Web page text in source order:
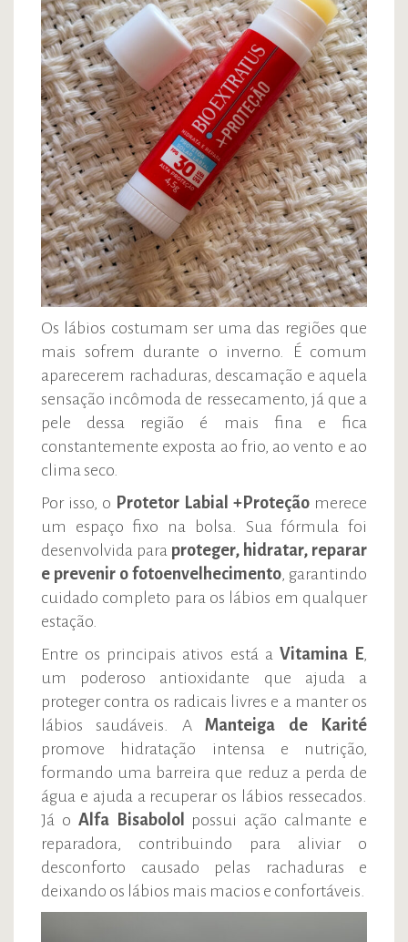
Os lábios costumam ser uma das regiões que
mais sofrem durante o inverno. É comum
aparecerem rachaduras, descamação e aquela
sensação incômoda de ressecamento, já que a
pele dessa região é mais fina e fica
constantemente exposta ao frio, ao vento e ao
clima seco.
Por isso, o Protetor Labial +Proteção merece
um espaço fixo na bolsa. Sua fórmula foi
desenvolvida para proteger, hidratar, reparar
e prevenir o fotoenvelhecimento , garantindo
cuidado completo para os lábios em qualquer
estação.
Entre os principais ativos está a Vitamina E
um poderoso antioxidante que ajuda a
proteger contra os radicais livres e a manter os
lábios saudáveis. AManteiga de Karité
promove hidratação intensa e nutrição,
formando uma barreira que reduz a perda de
água e ajuda a recuperar os lábios ressecados.
Já o Alfa Bisabolol
possui ação calmante e
reparadora, contribuindo para aliviar o
desconforto causado pelas rachaduras e
deixando os lábios mais macios e confortáveis.